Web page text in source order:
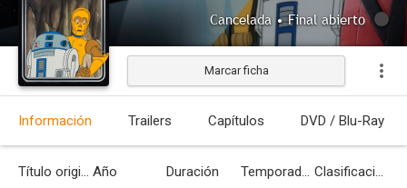
Cancelada • Final abierto
Marcar ficha
Información Trailers Capítulos DVD / Blu-Ray
Título original Año Duración Temporadas Clasificación por edades